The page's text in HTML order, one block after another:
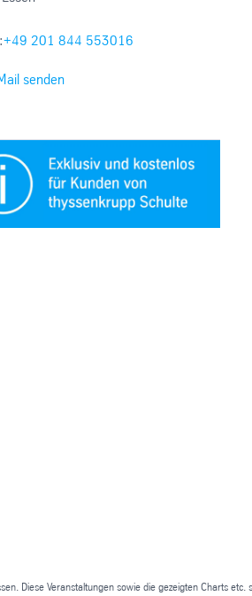
+49 201 844 553016
senden
Diese Veranstaltungen sowie die gezeigten Charts etc.